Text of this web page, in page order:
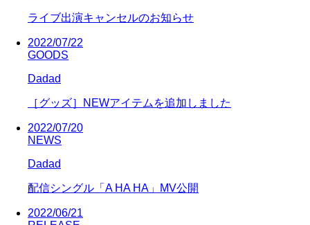
ライブ出演キャンセルのお知らせ
2022/07/22
GOODS
Dadad
［グッズ］NEWアイテムを追加しました
2022/07/20
NEWS
Dadad
配信シングル「A HA HA」MV公開
2022/06/21